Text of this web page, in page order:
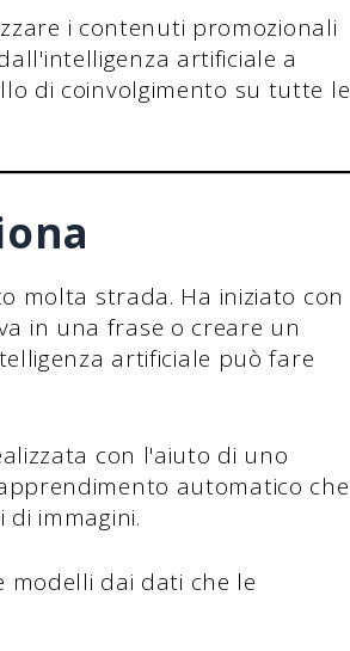
i contenuti promozionali
artificiale a
di coinvolgimento su tutte le
molta strada. Ha iniziato con
in una frase o creare un
artificiale può fare
con l'aiuto di uno
automatico che
immagini.
modelli dai dati che le